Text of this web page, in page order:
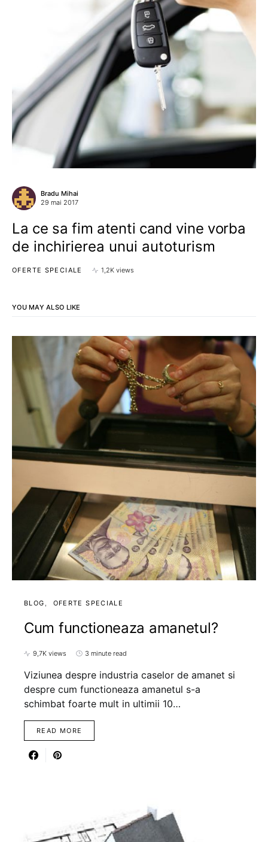
Bradu Mihai
29 mai 2017
La ce sa fim atenti cand vine vorba
de inchirierea unui autoturism
OFERTE SPECIALE 1,2K views
YOU MAY ALSO LIKE
BLOG OFERTE SPECIALE
Cum functioneaza amanetul?
9,7K views 3 minute read
Viziunea despre industria caselor de amanet si
despre cum functioneaza amanetul s-a
schimbat foarte mult in ultimii 10…
READ MORE